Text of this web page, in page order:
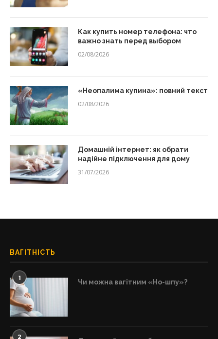
Как купить номер телефона: что
важно знать перед выбором
02/08/2026
«Неопалима купина»: повний текст
02/08/2026
Домашній інтернет: як обрати
надійне підключення для дому
31/07/2026
ВАГІТНІСТЬ
1 Чи можна вагітним «Но-шпу»?
2